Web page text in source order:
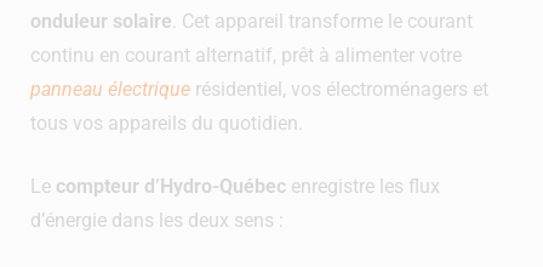
onduleur solaire . Cet appareil transforme le courant
continu en courant alternatif, prêt à alimenter votre
panneau électrique résidentiel, vos électroménagers et
tous vos appareils du quotidien.
Le compteur d’Hydro-Québec enregistre les flux
d’énergie dans les deux sens :